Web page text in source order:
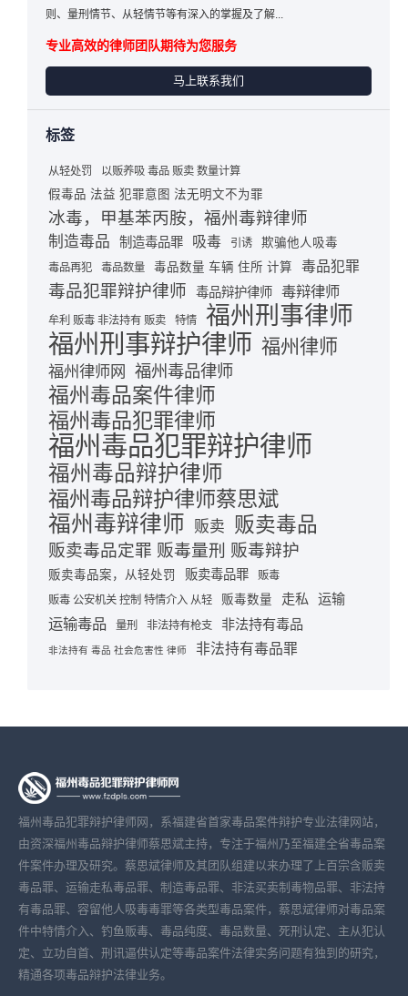
则、量刑情节、从轻情节等有深入的掌握及了解...
专业高效的律师团队期待为您服务
马上联系我们
标签
从轻处罚 以贩养吸 毒品 贩卖 数量计算
假毒品 法益 犯罪意图 法无明文不为罪
冰毒，甲基苯丙胺，福州毒辩律师
制造毒品 制造毒品罪 吸毒 引诱 欺骗他人吸毒
毒品再犯 毒品数量 毒品数量 车辆 住所 计算 毒品犯罪
毒品犯罪辩护律师 毒品辩护律师 毒辩律师
牟利 贩毒 非法持有 贩卖 特情 福州刑事律师
福州刑事辩护律师 福州律师
福州律师网 福州毒品律师
福州毒品案件律师
福州毒品犯罪律师
福州毒品犯罪辩护律师
福州毒品辩护律师
福州毒品辩护律师蔡思斌
福州毒辩律师 贩卖 贩卖毒品
贩卖毒品定罪 贩毒量刑 贩毒辩护
贩卖毒品案，从轻处罚 贩卖毒品罪
贩毒
贩毒 公安机关 控制 特情介入 从轻
贩毒数量 走私 运输
运输毒品 量刑 非法持有枪支 非法持有毒品
非法持有 毒品 社会危害性 律师 非法持有毒品罪
福州毒品犯罪辩护律师网，系福建省首家毒品案件辩护专业法律网站，
由资深福州毒品辩护律师蔡思斌主持，专注于福州乃至福建全省毒品案
件案件办理及研究。蔡思斌律师及其团队组建以来办理了上百宗含贩卖
毒品罪、运输走私毒品罪、制造毒品罪、非法买卖制毒物品罪、非法持
有毒品罪、容留他人吸毒毒罪等各类型毒品案件，蔡思斌律师对毒品案
件中特情介入、钓鱼贩毒、毒品纯度、毒品数量、死刑认定、主从犯认
定、立功自首、刑讯逼供认定等毒品案件法律实务问题有独到的研究，
精通各项毒品辩护法律业务。